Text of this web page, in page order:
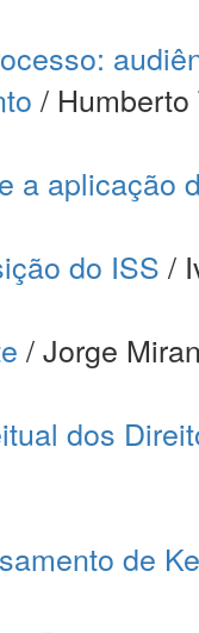
/ Humberto
a aplicação
do ISS /
/ Jorge
dos
de